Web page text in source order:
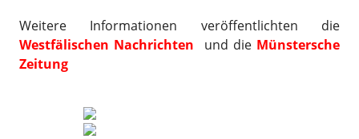
Weitere Informationen veröffentlichten die
Westfälischen Nachrichten und die Münstersche
Zeitung